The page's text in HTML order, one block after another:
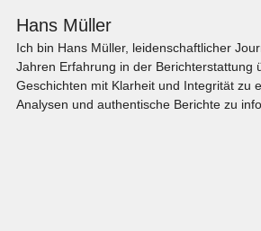
Hans Müller
Ich bin Hans Müller, leidenschaftlicher
Jahren Erfahrung in der Berichterstattung
Geschichten mit Klarheit und Integrität zu
Analysen und authentische Berichte zu